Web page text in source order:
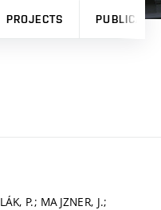
PROJECTS
P.; MAJZNER, J.;